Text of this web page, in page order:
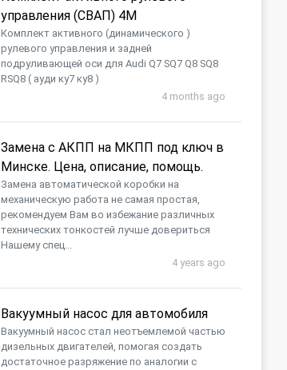
управления (СВАП) 4M
Комплект активного (динамического )
рулевого управления и задней
подруливающей оси для Audi Q7 SQ7 Q8 SQ8
RSQ8 ( ауди ку7 ку8 )
4 months ago
Замена с АКПП на МКПП под ключ в
Минске. Цена, описание, помощь.
Замена автоматической коробки на
механическую работа не самая простая,
рекомендуем Вам во избежание различных
технических тонкостей лучше довериться
Нашему спец...
4 years ago
Вакуумный насос для автомобиля
​Вакуумный насос стал неотъемлемой частью
дизельных двигателей, помогая создать
достаточное разряжение по аналогии с